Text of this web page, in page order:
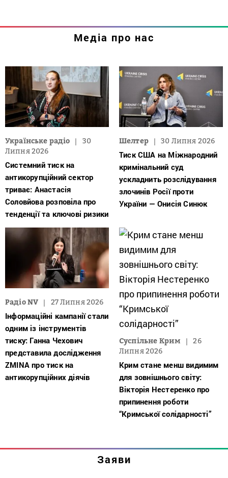
Медіа про нас
Українське радіо
30
Липня 2026
Системний тиск на
антикорупційний сектор
триває: Анастасія
Соловйова розповіла про
тенденції та ключові ризики
Шелтер 30 Липня 2026
Тиск США на Міжнародний
кримінальний суд
ускладнить розслідування
злочинів Росії проти
України — Онисія Синюк
Радіо NV 27 Липня 2026
Інформаційні кампанії стали
одним із інструментів
тиску: Ганна Чехович
представила дослідження
ZMINA про тиск на
антикорупційних діячів
Суспільне Крим
26
Липня 2026
Крим стане менш видимим
для зовнішнього світу:
Вікторія Нестеренко про
припинення роботи
“Кримської солідарності”
Заяви